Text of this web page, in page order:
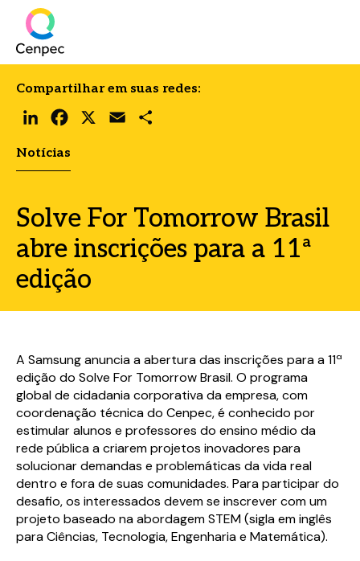
Notícias
Solve For Tomorrow Brasil
abre inscrições para a 11ª
edição
Compartilhar em suas redes:
LinkedInFacebook
A Samsung anuncia a abertura das inscrições para a 11ª
edição do Solve For Tomorrow Brasil. O programa
global de cidadania corporativa da empresa, com
coordenação técnica do Cenpec, é conhecido por
estimular alunos e professores do ensino médio da
rede pública a criarem projetos inovadores para
solucionar demandas e problemáticas da vida real
dentro e fora de suas comunidades. Para participar do
desafio, os interessados devem se inscrever com um
projeto baseado na abordagem STEM (sigla em inglês
para Ciências, Tecnologia, Engenharia e Matemática).